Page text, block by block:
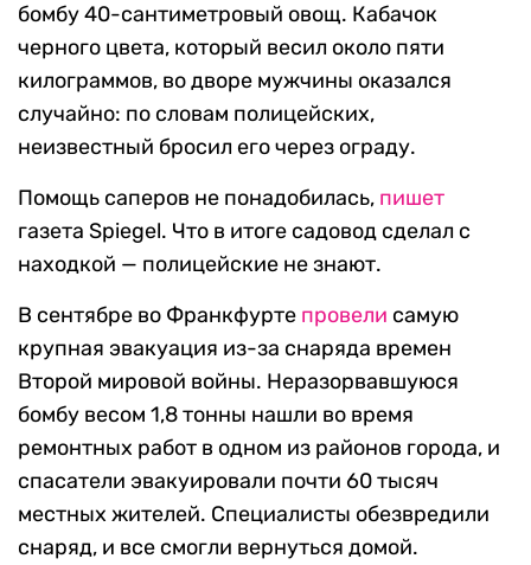
бомбу 40-сантиметровый овощ. Кабачок
черного цвета, который весил около пяти
килограммов, во дворе мужчины оказался
случайно: по словам полицейских,
неизвестный бросил его через ограду.
Помощь саперов не понадобилась, пишет
газета Spiegel. Что в итоге садовод сделал с
находкой — полицейские не знают.
В сентябре во Франкфурте провели самую
крупная эвакуация из-за снаряда времен
Второй мировой войны. Неразорвавшуюся
бомбу весом 1,8 тонны нашли во время
ремонтных работ в одном из районов города, и
спасатели эвакуировали почти 60 тысяч
местных жителей. Специалисты обезвредили
снаряд, и все смогли вернуться домой.